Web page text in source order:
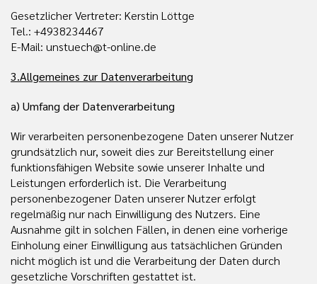
Gesetzlicher Vertreter: Kerstin Löttge
Tel.: +4938234467
E-Mail: unstuech@t-online.de
3.Allgemeines zur Datenverarbeitung
a) Umfang der Datenverarbeitung
Wir verarbeiten personenbezogene Daten unserer Nutzer
grundsätzlich nur, soweit dies zur Bereitstellung einer
funktionsfähigen Website sowie unserer Inhalte und
Leistungen erforderlich ist. Die Verarbeitung
personenbezogener Daten unserer Nutzer erfolgt
regelmäßig nur nach Einwilligung des Nutzers. Eine
Ausnahme gilt in solchen Fällen, in denen eine vorherige
Einholung einer Einwilligung aus tatsächlichen Gründen
nicht möglich ist und die Verarbeitung der Daten durch
gesetzliche Vorschriften gestattet ist.